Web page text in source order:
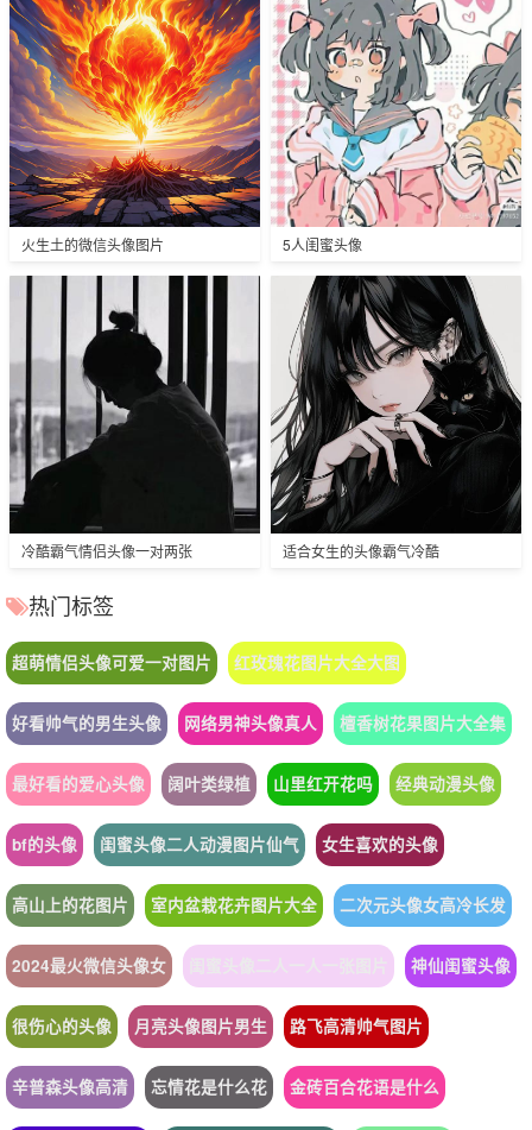
火生土的微信头像图片 5人闺蜜头像
冷酷霸气情侣头像一对两张 适合女生的头像霸气冷酷
热门标签
超萌情侣头像可爱一对图片 红玫瑰花图片大全大图
好看帅气的男生头像 网络男神头像真人 檀香树花果图片大全集
最好看的爱心头像 阔叶类绿植 山里红开花吗 经典动漫头像
bf的头像 闺蜜头像二人动漫图片仙气 女生喜欢的头像
高山上的花图片 室内盆栽花卉图片大全 二次元头像女高冷长发
2024最火微信头像女 神仙闺蜜头像
很伤心的头像 月亮头像图片男生 路飞高清帅气图片
辛普森头像高清 忘情花是什么花 金砖百合花语是什么